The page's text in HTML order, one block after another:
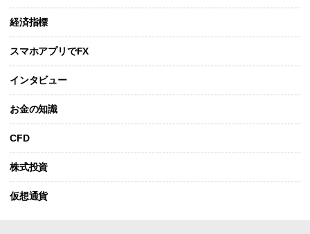
経済指標
スマホアプリでFX
インタビュー
お金の知識
CFD
株式投資
仮想通貨